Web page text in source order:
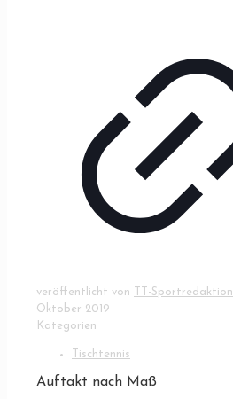
veröffentlicht von TT-Sportredaktion
Oktober 2019
Kategorien
Tischtennis
Auftakt nach Maß